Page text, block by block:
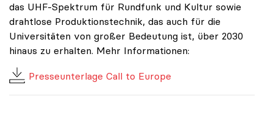
das UHF-Spektrum für Rundfunk und Kultur sowie
drahtlose Produktionstechnik, das auch für die
Universitäten von großer Bedeutung ist, über 2030
hinaus zu erhalten. Mehr Informationen:
Presseunterlage Call to Europe